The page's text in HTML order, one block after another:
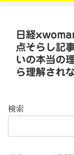
日経
点そらし記
いの本当の
ら理解され
検索